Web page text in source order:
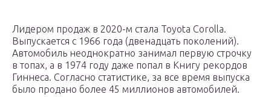
Лидером продаж в 2020-м стала Toyota Corolla.
Выпускается с 1966 года (двенадцать поколений).
Автомобиль неоднократно занимал первую строчку
в топах, а в 1974 году даже попал в Книгу рекордов
Гиннеса. Согласно статистике, за все время выпуска
было продано более 45 миллионов автомобилей.